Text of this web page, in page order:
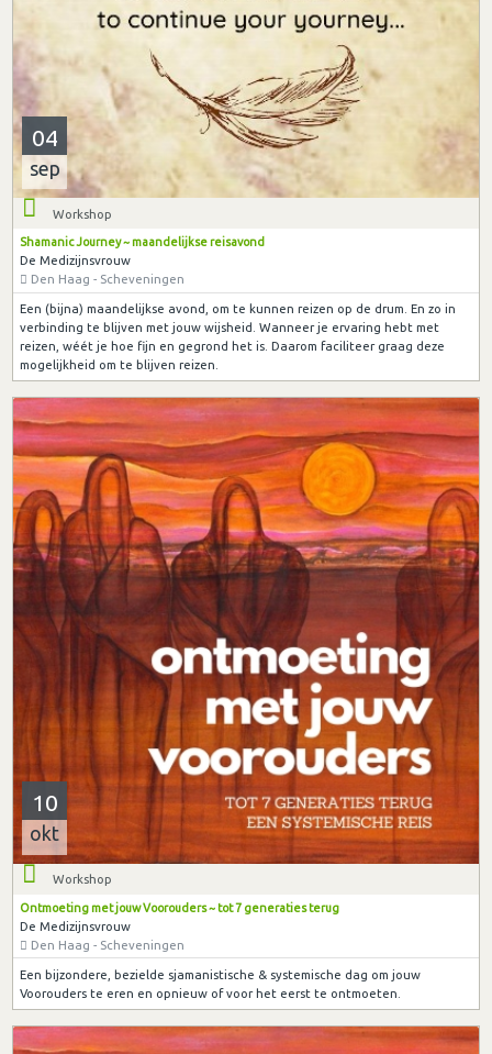
04
sep
Workshop
Shamanic Journey ~ maandelijkse reisavond
De Medizijnsvrouw
Den Haag - Scheveningen
Een (bijna) maandelijkse avond, om te kunnen reizen op de drum. En zo in
verbinding te blijven met jouw wijsheid. Wanneer je ervaring hebt met
reizen, wéét je hoe fijn en gegrond het is. Daarom faciliteer graag deze
mogelijkheid om te blijven reizen.
10
okt
Workshop
Ontmoeting met jouw Voorouders ~ tot 7 generaties terug
De Medizijnsvrouw
Den Haag - Scheveningen
Een bijzondere, bezielde sjamanistische & systemische dag om jouw
Voorouders te eren en opnieuw of voor het eerst te ontmoeten.